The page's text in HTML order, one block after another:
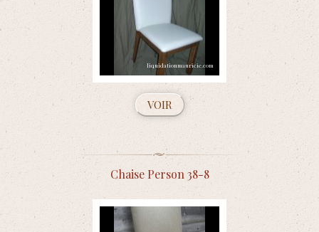
VOIR
Chaise Person 38-8